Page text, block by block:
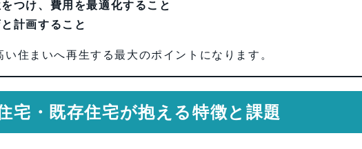
つけ、費用を最適化すること
計画すること
住まいへ再生する最大のポイントになります。
宅・既存住宅が抱える特徴と課題